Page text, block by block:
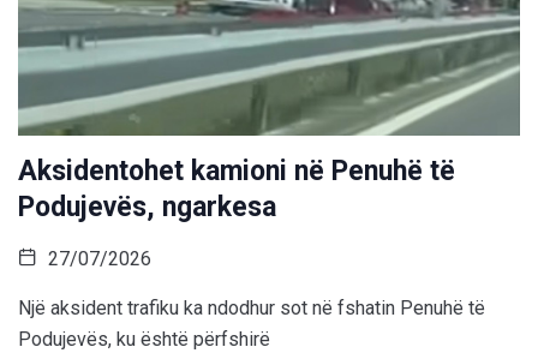
Aksidentohet kamioni në Penuhë të
Podujevës, ngarkesa
27/07/2026
Një aksident trafiku ka ndodhur sot në fshatin Penuhë të
Podujevës, ku është përfshirë